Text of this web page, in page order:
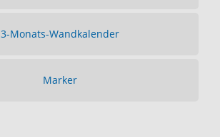
3-Monats-Wandkalender
Marker